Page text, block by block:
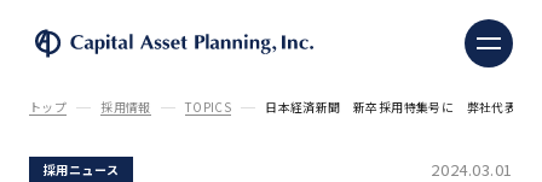
株式会社キャピタル・
トップ 採用情報 TOPICS 日本経済新聞 新卒採用特集号に 弊社代表取
採用ニュース 2024.03.01